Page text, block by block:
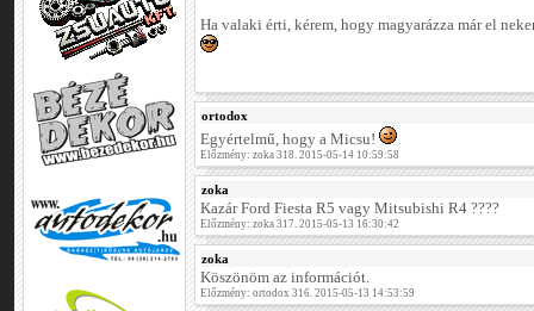
Ha valaki érti, kérem, hogy magyarázza már el
ortodox
Egyértelmű, hogy a Micsu!
Előzmény: zoka 318. 2015-05-14 10:59:58
zoka
Kazár Ford Fiesta R5 vagy Mitsubishi R4 ????
Előzmény: zoka 317. 2015-05-13 16:30:42
zoka
Köszönöm az információt.
Előzmény: ortodox 316. 2015-05-13 14:53:59